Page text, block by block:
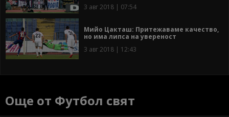
3 авг 2018 | 07:54
Мийо Цакташ: Притежаваме качество,
но има липса на увереност
3 авг 2018 | 12:43
Още от Футбол свят